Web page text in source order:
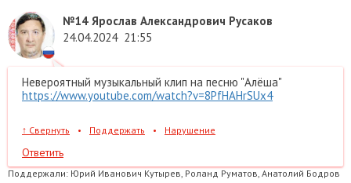
№14 Ярослав Александрович Русаков
24.04.2024 21:55
Невероятный музыкальный клип на песню "Алёша"
https://www.youtube.com/watch?v=8PfHAHrSUx4
↑ Свернуть • Поддержать • Нарушение
Ответить
Поддержали: Юрий Иванович Кутырев, Роланд Руматов, Анатолий Бодров